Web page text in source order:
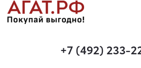
+7 (492) 233-